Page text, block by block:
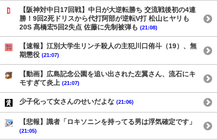
【阪神対中日17回戦】中日が大逆転勝ち 交流戦後初の4連
勝！9回2死ドリスから代打阿部が逆転V打 松山ヒヤリも
20S 髙橋宏5回2失点 佐藤に先制被弾も (21:08)
【速報】江別大学生リンチ殺人の主犯川口侑斗（19）、無
期懲役 (21:07)
【動画】広島記念公園を追い出された左翼さん、流石にキ
モすぎて炎上 (21:07)
少子化って女さんのせいだよな (21:06)
【悲報】識者「ロキソニンを持ってる男は浮気確定です」
(21:05)